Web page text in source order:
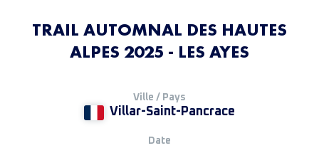
TRAIL AUTOMNAL DES HAUTES
ALPES 2025 - LES AYES
Ville / Pays
Villar-Saint-Pancrace
Date